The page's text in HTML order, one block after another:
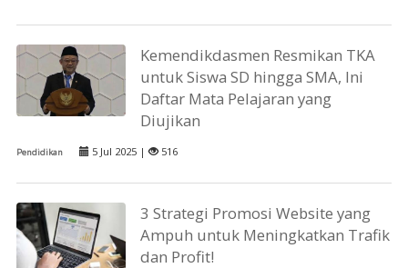
Kemendikdasmen Resmikan TKA
untuk Siswa SD hingga SMA, Ini
Daftar Mata Pelajaran yang
Diujikan
Pendidikan 5 Jul 2025 | 516
3 Strategi Promosi Website yang
Ampuh untuk Meningkatkan Trafik
dan Profit!